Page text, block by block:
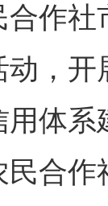
作
动，
体
合